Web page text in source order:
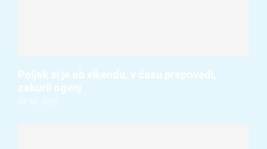
Poljak si je ob vikendu, v času prepovedi,
zakuril ogenj
07. 08. 2026